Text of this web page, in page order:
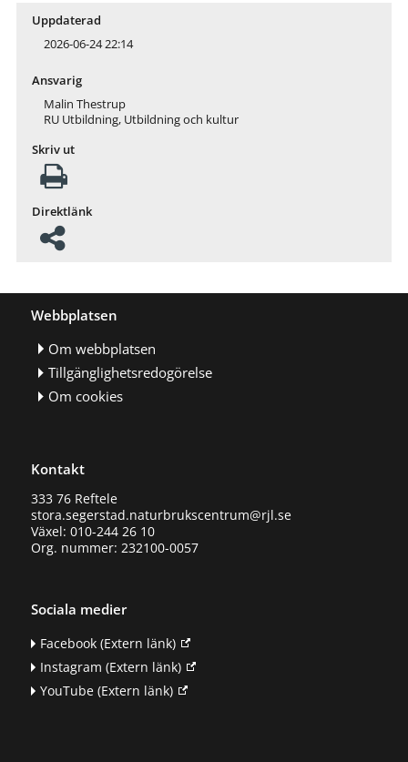
Uppdaterad
2026-06-24 22:14
Ansvarig
Malin Thestrup
RU Utbildning, Utbildning och kultur
Skriv ut
Direktlänk
Webbplatsen
Om webbplatsen
Tillgänglighetsredogörelse
Om cookies
Kontakt
333 76 Reftele
stora.segerstad.naturbrukscentrum@rjl.se
Växel: 010-244 26 10
Org. nummer: 232100-0057
Sociala medier
Facebook(Extern länk)
Instagram (Extern länk)
YouTube(Extern länk)